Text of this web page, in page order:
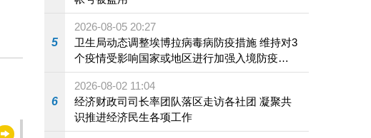
5
2026-08-05 20:27
卫生局动态调整埃博拉病毒病防疫措施 维持对3
个疫情受影响国家或地区进行加强入境防疫措
施
6
2026-08-02 11:04
经济财政司司长率团队落区走访各社团 凝聚共
识推进经济民生各项工作